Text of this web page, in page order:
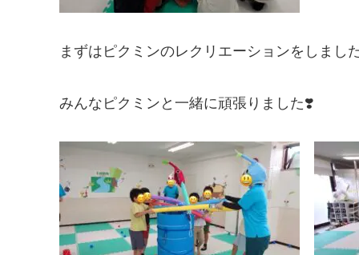
まずはピクミンのレクリエーションをしまし
みんなピクミンと一緒に頑張りました❣️